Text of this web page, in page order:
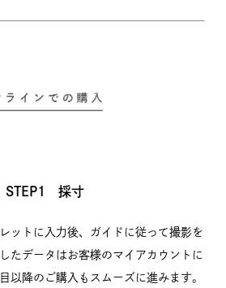
STEP1 採寸
ットに入力後、ガイドに従って撮影を
たデータはお客様のマイアカウントに
以降のご購入もスムーズに進みます。